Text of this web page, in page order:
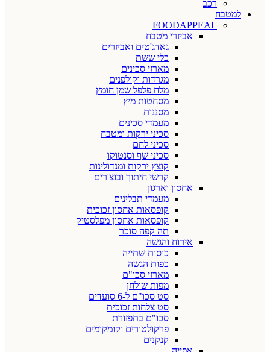
רכב
למטבח
FOODAPPEAL
אביזרי מטבח
גאדג'טים ואביזרים
כלי ששת
מארזי סכינים
מגרדות וקולפנים
מלח פלפל שמן חומץ
מסחטות מיץ
מסננות
מעמדי סכינים
סכיני ירקות ומטבח
סכיני לחם
סכיני שף וסנטוקו
קוצץ ירקות ומנדולינות
קרשי חיתוך ובוצ'רים
אחסון וארגון
מעמדי תבלינים
קופסאות אחסון זכוכית
קופסאות אחסון מפלסטיק
תה קפה סוכר
אירוח והגשה
כוסות שתייה
כפות הגשה
מארזי סכו"ם
מפות שולחן
סט סכו"ם ל-6 סועדים
סט צלחות זכוכית
סכו"ם בתפזורת
פרקולטורים וקומקומים
קנקנים